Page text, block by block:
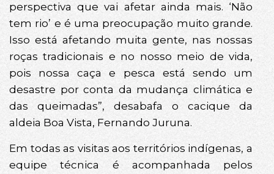
perspectiva que vai afetar ainda mais. ‘Não
tem rio’ e é uma preocupação muito grande.
Isso está afetando muita gente, nas nossas
roças tradicionais e no nosso meio de vida,
pois nossa caça e pesca está sendo um
desastre por conta da mudança climática e
das queimadas”, desabafa o cacique da
aldeia Boa Vista, Fernando Juruna.
Em todas as visitas aos territórios indígenas, a
equipe técnica é acompanhada pelos